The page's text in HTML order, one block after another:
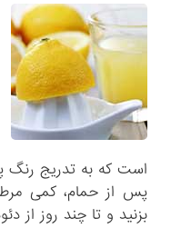
است که به تدریج رنگ
پس از حمام، کمی
بزنید و تا چند روز از